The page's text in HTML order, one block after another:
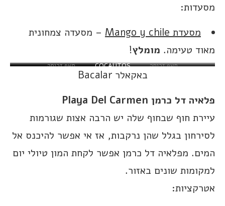
מסעדות:
מסעדת Mango y chile
– מסעדה צמחונית
מאוד טעימה. מומלץ!
סאפ זריחה סאפ זריחה
סאפ זריחה COCALITOS
באקאלר Bacalar
פלאיה דל כרמן Playa Del Carmen
עיירת חוף שבחוף שלה יש הרבה אצות שגורמות
לסירחון בגלל שהן נרקבות, אז אי אפשר להיכנס אל
המים. מפלאיה דל כרמן אפשר לקחת המון טיולי יום
למקומות שונים באזור.
אטרקציות: